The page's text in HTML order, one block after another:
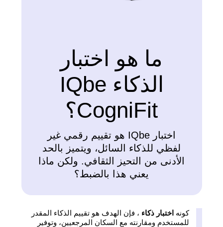
ما هو اختبار
الذكاء IQbe
CogniFit؟
اختبار IQbe هو تقييم رقمي غير
لفظي للذكاء السائل، ويتميز بالحد
الأدنى من التحيز الثقافي. ولكن ماذا
يعني هذا بالضبط؟
كونهاختبار ذكاء، فإن الهدف هو تقييم الذكاء المقدر
للمستخدم ومقارنته مع السكان المرجعيين، وتوفير